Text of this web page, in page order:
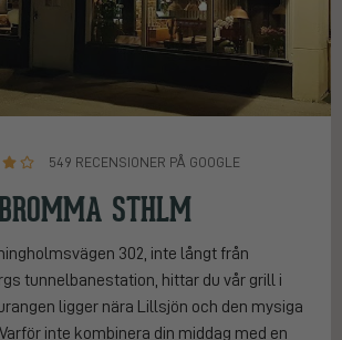
549 RECENSIONER PÅ GOOGLE
STHLM
302, inte långt från
tunnelbanestation, hittar du vår grill i
ligger nära Lillsjön och den mysiga
inte kombinera din middag med en